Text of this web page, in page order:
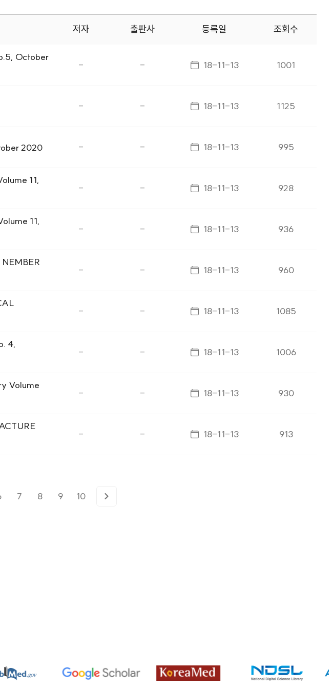
저자 출판사 등록일 조회수
October
- - 게시일자
18-11-13 1001
- - 게시일자
18-11-13 1125
2020 - - 게시일자
18-11-13 995
11,
- - 게시일자
18-11-13 928
11,
- - 게시일자
18-11-13 936
- - 게시일자
18-11-13 960
- - 게시일자
18-11-13 1085
4,
- - 게시일자
18-11-13 1006
Volume
- - 게시일자
18-11-13 930
- - 게시일자
18-11-13 913
7 8 9 10